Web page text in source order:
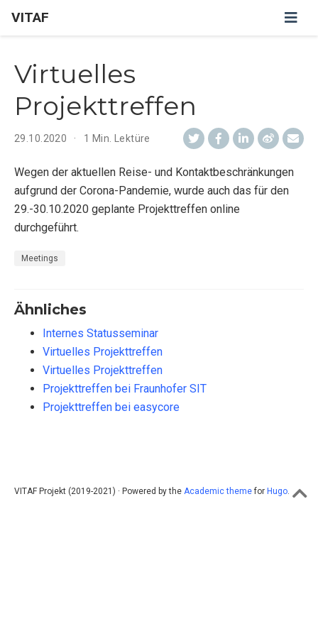
VITAF
Virtuelles
Projekttreffen
29.10.2020 1 Min. Lektüre
Wegen der aktuellen Reise- und Kontaktbeschränkungen
aufgrund der Corona-Pandemie, wurde auch das für den
29.-30.10.2020 geplante Projekttreffen online
durchgeführt.
Meetings
Ähnliches
Internes Statusseminar
Virtuelles Projekttreffen
Virtuelles Projekttreffen
Projekttreffen bei Fraunhofer SIT
Projekttreffen bei easycore
VITAF Projekt (2019-2021) · Powered by the Academic themefor Hugo.